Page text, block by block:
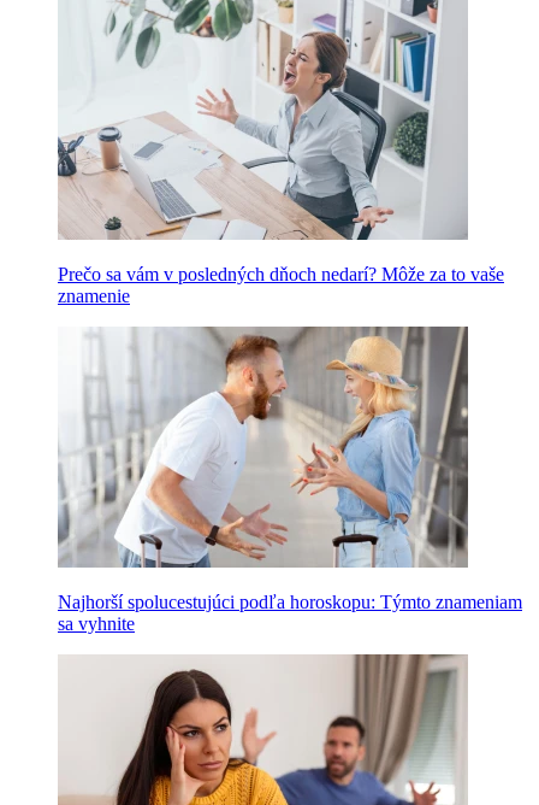
Prečo sa vám v posledných dňoch nedarí? Môže za to vaše
znamenie
Najhorší spolucestujúci podľa horoskopu: Týmto znameniam
sa vyhnite